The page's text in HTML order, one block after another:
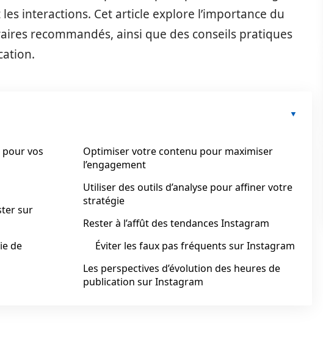
les interactions. Cet article explore l’importance du
recommandés, ainsi que des conseils pratiques
vos
sur
de
Optimiser votre contenu pour maximiser
l’engagement
Utiliser des outils d’analyse pour affiner votre
stratégie
Rester à l’affût des tendances Instagram
Éviter les faux pas fréquents sur Instagram
Les perspectives d’évolution des heures de
publication sur Instagram